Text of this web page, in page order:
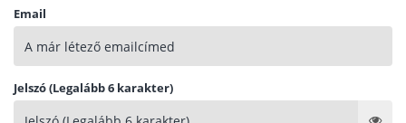
Email
Jelszó (Legalább 6 karakter)